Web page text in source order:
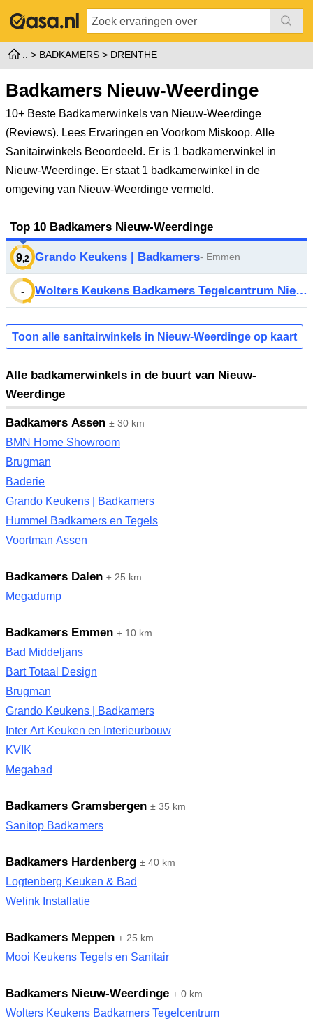
BADKAMERS DRENTHE
Badkamers Nieuw-Weerdinge
10+ Beste Badkamerwinkels van Nieuw-Weerdinge
(Reviews). Lees Ervaringen en Voorkom Miskoop. Alle
Sanitairwinkels Beoordeeld. Er is 1 badkamerwinkel in
Nieuw-Weerdinge. Er staat 1 badkamerwinkel in de
omgeving van Nieuw-Weerdinge vermeld.
Top 10 Badkamers Nieuw-Weerdinge
9,2 Grando Keukens | Badkamers- Emmen
- Wolters Keukens Badkamers Tegelcentrum Nieuw-Weerdinge
Toon alle sanitairwinkels in Nieuw-Weerdinge op kaart
Alle badkamerwinkels in de buurt van Nieuw-
Weerdinge
Badkamers Assen ± 30 km
BMN Home Showroom
Brugman
Baderie
Grando Keukens | Badkamers
Hummel Badkamers en Tegels
Voortman Assen
Badkamers Dalen ± 25 km
Megadump
Badkamers Emmen ± 10 km
Bad Middeljans
Bart Totaal Design
Brugman
Grando Keukens | Badkamers
Inter Art Keuken en Interieurbouw
KVIK
Megabad
Badkamers Gramsbergen ± 35 km
Sanitop Badkamers
Badkamers Hardenberg ± 40 km
Logtenberg Keuken & Bad
Welink Installatie
Badkamers Meppen ± 25 km
Mooi Keukens Tegels en Sanitair
Badkamers Nieuw-Weerdinge ± 0 km
Wolters Keukens Badkamers Tegelcentrum